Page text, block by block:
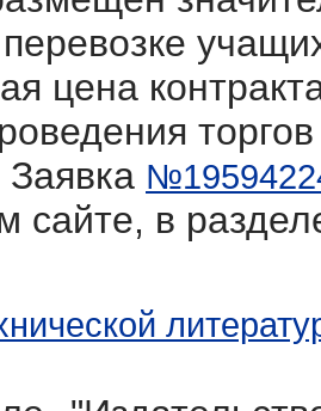
цена
Заявка
сайте, в